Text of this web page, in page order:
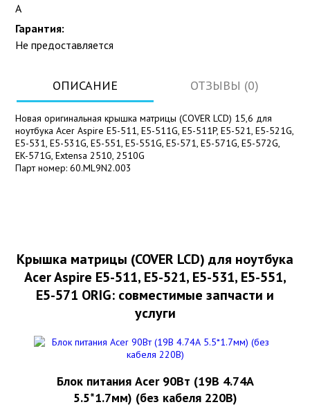
A
Гарантия:
Не предоставляется
ОПИСАНИЕ ОТЗЫВЫ (0)
Новая оригинальная крышка матрицы (COVER LCD) 15,6 для
ноутбука Acer Aspire E5-511, E5-511G, E5-511P, E5-521, E5-521G,
E5-531, E5-531G, E5-551, E5-551G, E5-571, E5-571G, E5-572G,
EK-571G, Extensa 2510, 2510G
Парт номер: 60.ML9N2.003
Крышка матрицы (COVER LCD) для ноутбука
Acer Aspire E5-511, E5-521, E5-531, E5-551,
E5-571 ORIG: совместимые запчасти и
услуги
Блок питания Acer 90Вт (19В 4.74А
5.5*1.7мм) (без кабеля 220В)